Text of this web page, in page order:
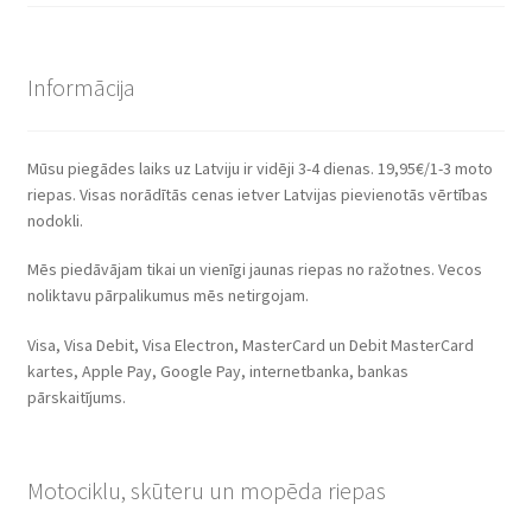
Informācija
Mūsu piegādes laiks uz Latviju ir vidēji 3-4 dienas. 19,95€/1-3 moto
riepas. Visas norādītās cenas ietver Latvijas pievienotās vērtības
nodokli.
Mēs piedāvājam tikai un vienīgi jaunas riepas no ražotnes. Vecos
noliktavu pārpalikumus mēs netirgojam.
Visa, Visa Debit, Visa Electron, MasterCard un Debit MasterCard
kartes, Apple Pay, Google Pay, internetbanka, bankas
pārskaitījums.
Motociklu, skūteru un mopēda riepas